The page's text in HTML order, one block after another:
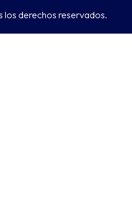
derechos reservados.